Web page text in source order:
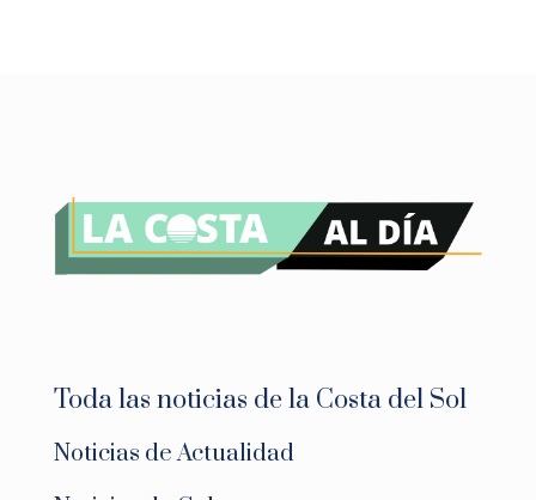
Toda las noticias de la Costa del Sol
Noticias de Actualidad